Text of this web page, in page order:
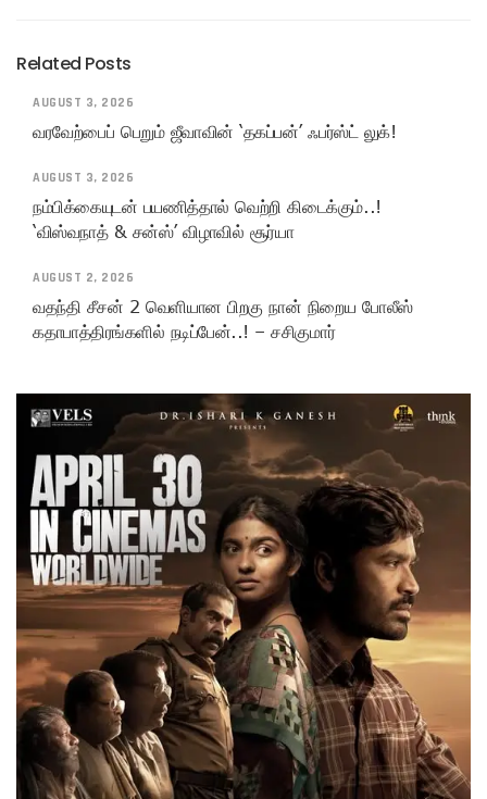
Related Posts
AUGUST 3, 2026
வரவேற்பைப் பெறும் ஜீவாவின் ‘தகப்பன்’ ஃபர்ஸ்ட் லுக்!
AUGUST 3, 2026
நம்பிக்கையுடன் பயணித்தால் வெற்றி கிடைக்கும்..!
‘விஸ்வநாத் & சன்ஸ்’ விழாவில் சூர்யா
AUGUST 2, 2026
வதந்தி சீசன் 2 வெளியான பிறகு நான் நிறைய போலீஸ்
கதாபாத்திரங்களில் நடிப்பேன்..! – சசிகுமார்